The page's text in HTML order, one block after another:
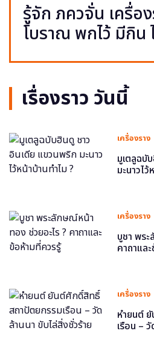
รู้จัก ภควจั่น เครื่อ
โบราณ พกไว้ มีกิน
เรื่องราว วันนี้
เครื่องราง
มูเตลูฉบั
มะนาวไว้
เครื่องราง
บูชา พร
คาถาแล
เครื่องราง
หำยนต์
เรือน –